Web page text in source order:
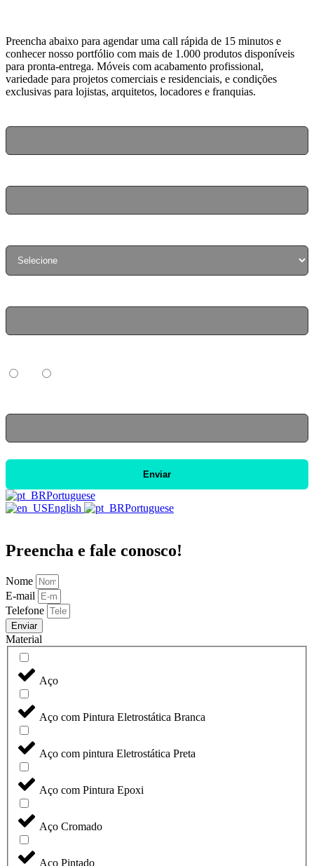
Preencha abaixo para agendar uma call rápida de 15 minutos e
conhecer nosso portfólio com mais de 1.000 produtos disponíveis
para pronta-entrega. Móveis com acabamento profissional,
variedade para projetos comerciais e residenciais, e condições
exclusivas para lojistas, arquitetos, locadores e franquias.
Enviar
Portuguese
English
Portuguese
Preencha e fale conosco!
Nome
E-mail
Telefone
Enviar
Material
Aço
Aço com Pintura Eletrostática Branca
Aço com pintura Eletrostática Preta
Aço com Pintura Epoxi
Aço Cromado
Aço Pintado